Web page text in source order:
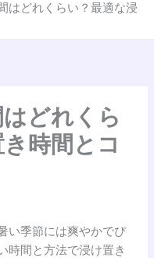
はどれくらい？最適な浸
どれくら
時間とコ
い季節には爽やかでぴ
時間と方法で浸け置き